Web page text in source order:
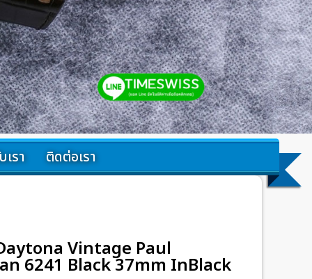
เรา ติดต่อเรา
Vintage Paul
6241 Black 37mm InBlack